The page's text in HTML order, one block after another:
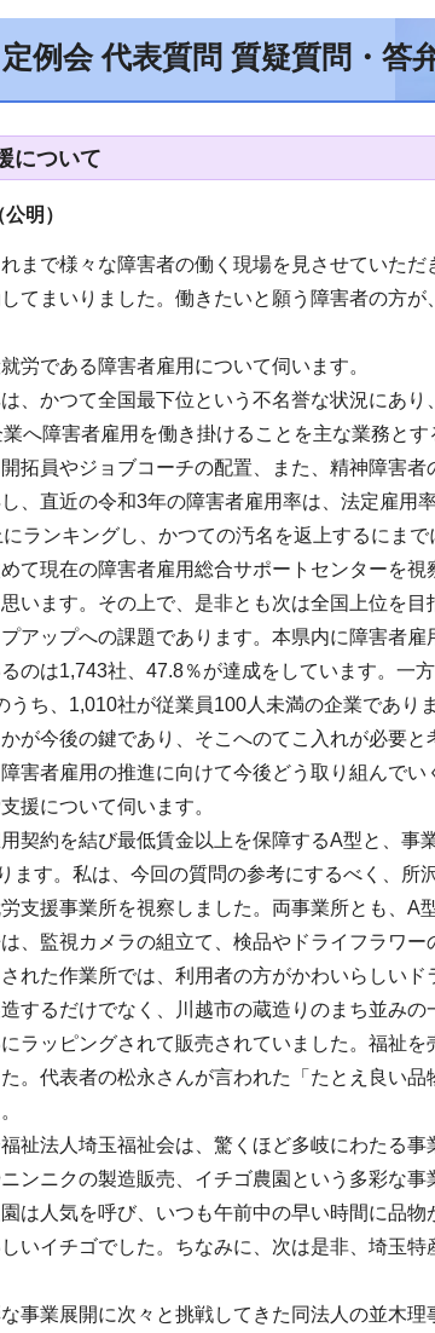
例会 代表質問 質疑質問・答
について
明）
まで様々な障害者の働く現場を見させていた
てまいりました。働きたいと願う障害者の方
労である障害者雇用について伺います。
、かつて全国最下位という不名誉な状況にあ
へ障害者雇用を働き掛けることを主な業務と
拓員やジョブコーチの配置、また、精神障害
、直近の令和3年の障害者雇用率は、法定雇
ランキングし、かつての汚名を返上するにまで
て現在の障害者雇用総合サポートセンターを
います。その上で、是非とも次は全国上位を目
アップへの課題であります。本県内に障害者
のは1,743社、47.8％が達成をしています。一
うち、1,010社が従業員100人未満の企業であ
が今後の鍵であり、そこへのてこ入れが必要
害者雇用の推進に向けて今後どう取り組んでい
援について伺います。
契約を結び最低賃金以上を保障するA型と、
ます。私は、今回の質問の参考にするべく、
支援事業所を視察しました。両事業所とも、A
、監視カメラの組立て、検品やドライフラワ
れた作業所では、利用者の方がかわいらしい
するだけでなく、川越市の蔵造りのまち並み
ラッピングされて販売されていました。福祉
。代表者の松永さんが言われた「たとえ良い
祉法人埼玉福祉会は、驚くほど多岐にわたる
ンニクの製造販売、イチゴ農園という多彩な
は人気を呼び、いつも午前中の早い時間に品
いイチゴでした。ちなみに、次は是非、埼玉
事業展開に次々と挑戦してきた同法人の並木